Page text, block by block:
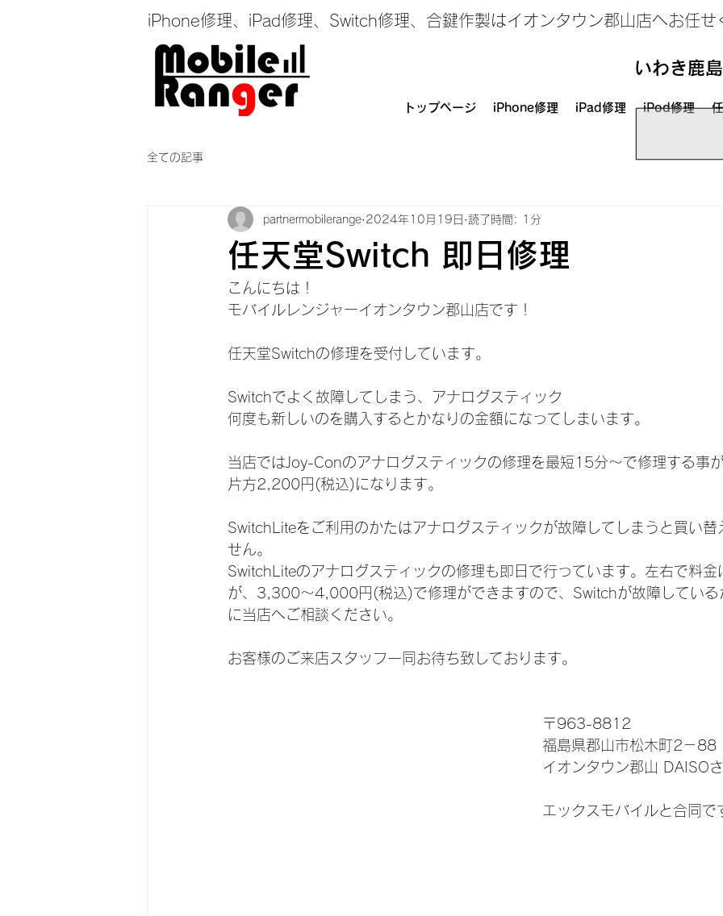
全ての記事
任天堂Switch 即日修理
partnermobilerange 2024年10月19日 読了時間: 1分
こんにちは！
モバイルレンジャーイオンタウン郡山店です！
任天堂Switchの修理を受付しています。
Switchでよく故障してしまう、アナログスティック
何度も新しいのを購入するとかなりの金額になってしまいます。
当店ではJoy-Conのアナログスティックの修理を最短15分～で修理する事が
片方2,200円(税込)になります。
SwitchLiteをご利用のかたはアナログスティックが故障してしまうと買い替
せん。
SwitchLiteのアナログスティックの修理も即日で行っています。左右で料金
が、3,300～4,000円(税込)で修理ができますので、Switchが故障している
に当店へご相談ください。
お客様のご来店スタッフ一同お待ち致しております。
〒963-8812
福島県郡山市松木町2－88
イオンタウン郡山 DAISO
エックスモバイルと合同で
iPhone修理、iPad修理、Switch修理、合鍵作製はイオンタウン郡山店へお任せ
トップページ iPhone修理 iPad修理 iPod修理
いわき鹿